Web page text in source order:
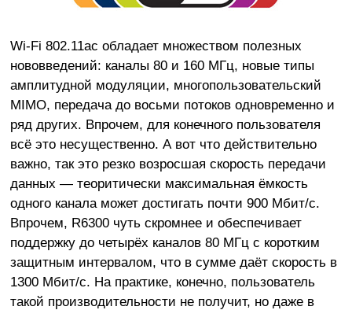
Wi-Fi 802.11ac обладает множеством полезных
нововведений: каналы 80 и 160 МГц, новые типы
амплитудной модуляции, многопользовательский
MIMO, передача до восьми потоков одновременно и
ряд других. Впрочем, для конечного пользователя
всё это несущественно. А вот что действительно
важно, так это резко возросшая скорость передачи
данных — теоритически максимальная ёмкость
одного канала может достигать почти 900 Мбит/с.
Впрочем, R6300 чуть скромнее и обеспечивает
поддержку до четырёх каналов 80 МГц с коротким
защитным интервалом, что в сумме даёт скорость в
1300 Мбит/с. На практике, конечно, пользователь
такой производительности не получит, но даже в